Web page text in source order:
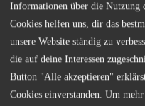
Informationen über die Nutzung
Cookies helfen uns, dir das
unsere Website ständig zu
die auf deine Interessen
Button "Alle akzeptieren"
Cookies einverstanden. Um mehr